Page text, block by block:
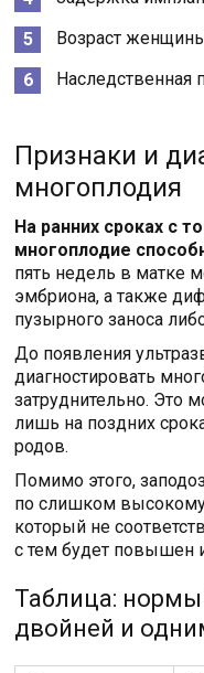
Возраст
Наследственная
Признаки и
многоплодия
На ранних сроках с
многоплодие
пять недель в матке
эмбриона, а также
пузырного заноса
До появления
диагностировать
затруднительно. Это
лишь на поздних
родов.
Помимо этого,
по слишком
который не
с тем будет повышен
Таблица:
двойней и